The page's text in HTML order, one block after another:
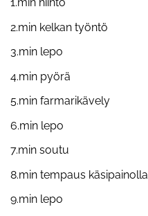
2.min kelkan työntö
3.min lepo
4.min pyörä
5.min farmarikävely
6.min lepo
7.min soutu
8.min tempaus käsipainolla
9.min lepo